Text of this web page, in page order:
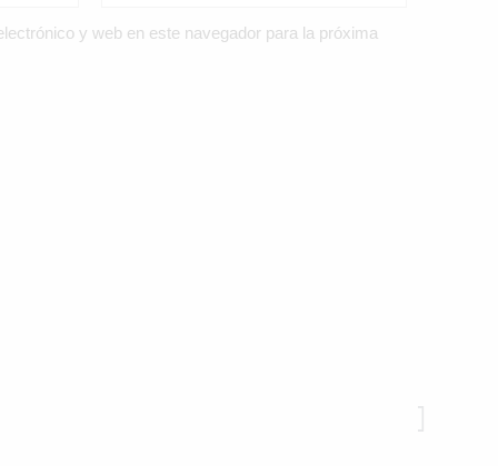
y web en este navegador para la próxima